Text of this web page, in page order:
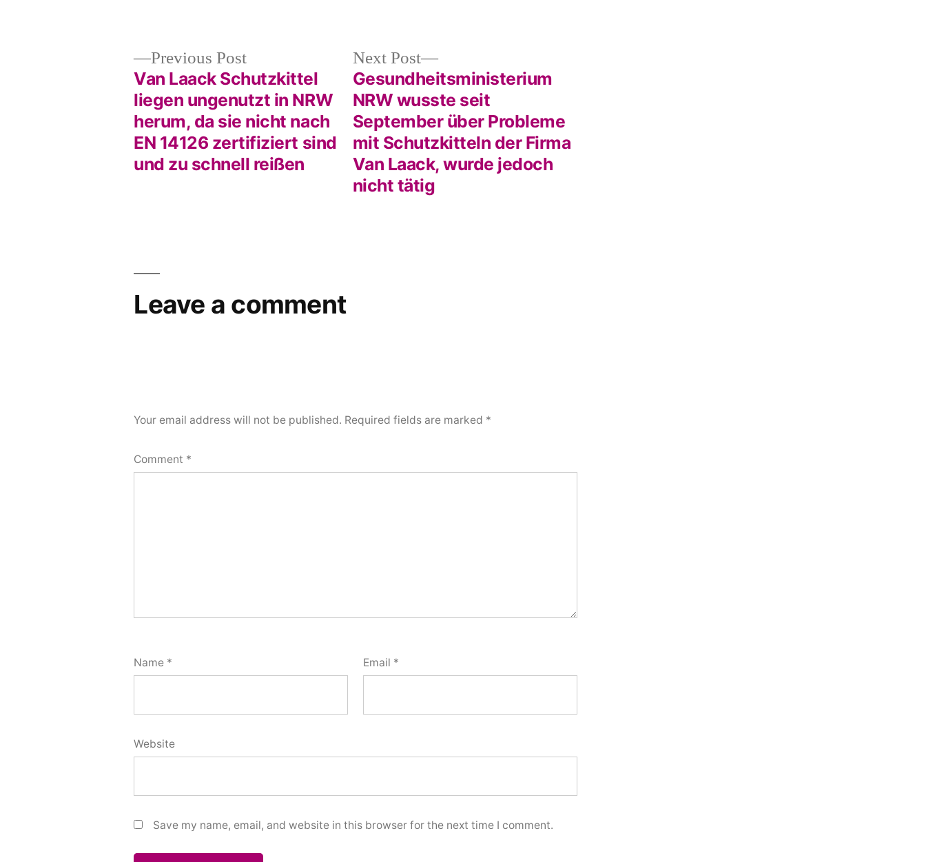
navigation
Previous PostPrevious
post:
Van Laack Schutzkittel
liegen ungenutzt in NRW
herum, da sie nicht nach
EN 14126 zertifiziert sind
und zu schnell reißen
Next Post
Next
post:
Gesundheitsministerium
NRW wusste seit
September über Probleme
mit Schutzkitteln der Firma
Van Laack, wurde jedoch
nicht tätig
Leave a comment
Your email address will not be published. Required fields are marked *
Comment *
Name * Email *
Website
Save my name, email, and website in this browser for the next time I comment.